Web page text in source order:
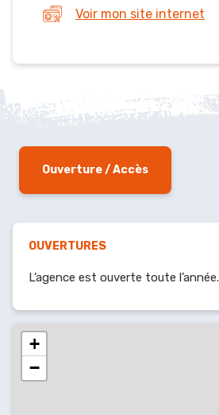
Voir mon site internet
Ouverture / Accès
OUVERTURES
L’agence est ouverte toute l’année.
+
−